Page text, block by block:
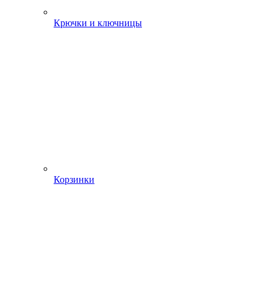
Крючки и ключницы
Корзинки